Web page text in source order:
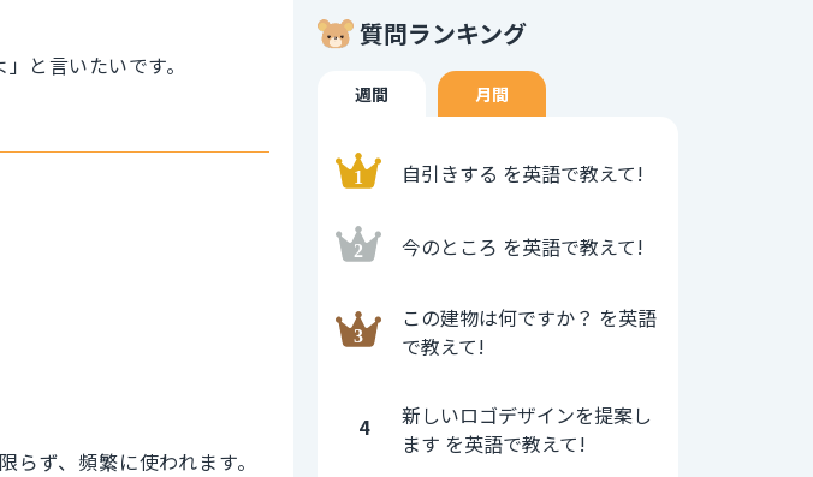
と言いたいです。
ず、頻繁に使われます。
質問ランキング
週間 月間
自引きする を英語で教えて!
今のところ を英語で教えて!
この建物は何ですか？ を英語
で教えて!
4
新しいロゴデザインを提案し
ます を英語で教えて!